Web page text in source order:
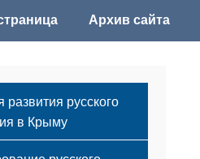
Архив сайта
развития русского
в Крыму